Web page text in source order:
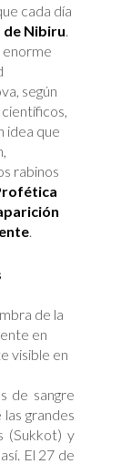
cada día
de Nibiru
enorme
según
idea que
rabinos
de la
en
visible en
de sangre
grandes
(Sukkot) y
El 27 de